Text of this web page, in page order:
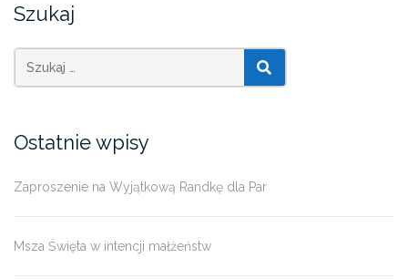
Szukaj
SZUKAJ
Ostatnie wpisy
Zaproszenie na Wyjątkową Randkę dla Par
Msza Święta w intencji małżeństw